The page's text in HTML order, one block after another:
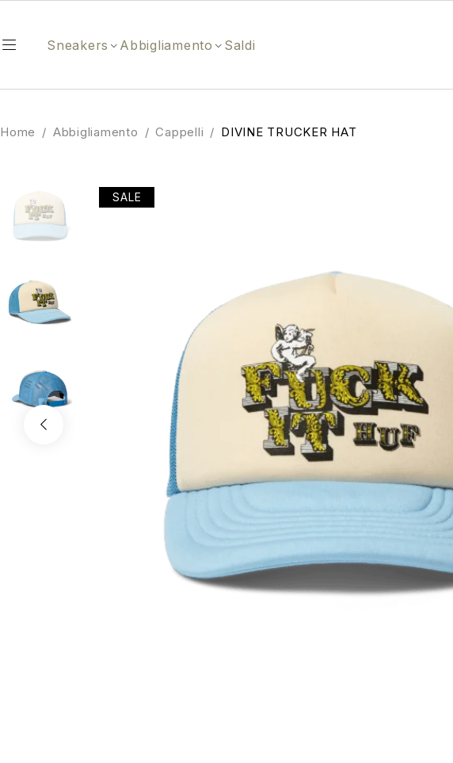
Sneakers Abbigliamento Saldi
Home / Abbigliamento / Cappelli / DIVINE TRUCKER HAT
SALE